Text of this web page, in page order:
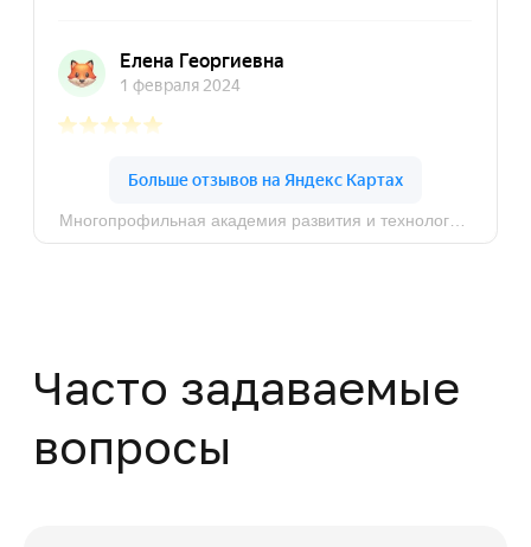
Город Москва, ул. Кусковская, д. 20А
© MAPT, 2025
Политика конфиденциальности